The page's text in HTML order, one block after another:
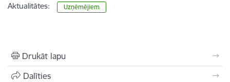
Aktualitātes: Uzņēmējiem
Drukāt lapu
Dalīties